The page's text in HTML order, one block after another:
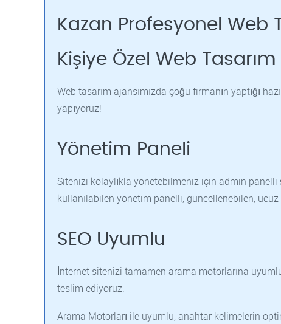
Kazan Profesyonel Web
Kişiye Özel Web Tasarım
Web tasarım ajansımızda çoğu firmanın yaptığı
yapıyoruz!
Yönetim Paneli
Sitenizi kolaylıkla yönetebilmeniz için admin
kullanılabilen yönetim panelli, güncellenebilen,
SEO Uyumlu
İnternet sitenizi tamamen arama motorlarına
teslim ediyoruz.
Arama Motorları ile uyumlu, anahtar kelimelerin